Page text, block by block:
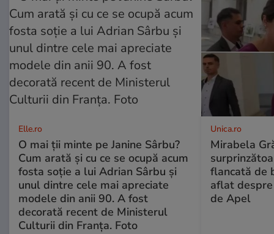
Elle.ro
O mai ții minte pe Janine Sârbu?
Cum arată și cu ce se ocupă acum
fosta soție a lui Adrian Sârbu și
unul dintre cele mai apreciate
modele din anii 90. A fost
decorată recent de Ministerul
Culturii din Franța. Foto
Unica.ro
Mirabela
flancată de
aflat
de Apel